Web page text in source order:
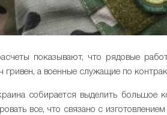
показывают, что рядовые
гривен, а военные служащие по
собирается выделить большое
все, что связано с